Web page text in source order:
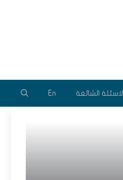
الاسئلة الشائعة En